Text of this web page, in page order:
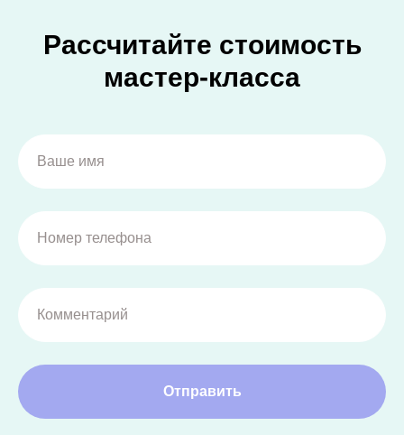
Рассчитайте стоимость
мастер-класса
Отправить